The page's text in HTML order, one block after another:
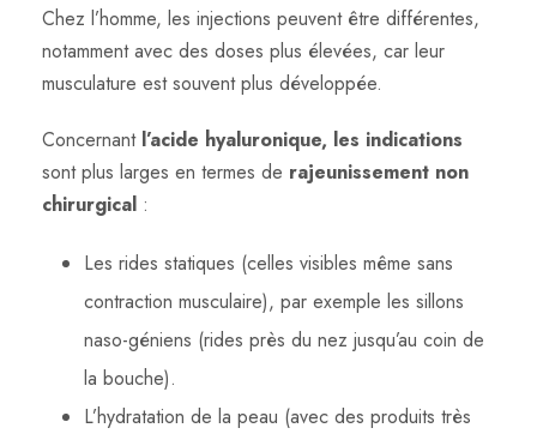
Chez l’homme, les injections peuvent être différentes,
notamment avec des doses plus élevées, car leur
musculature est souvent plus développée.
Concernant l’acide hyaluronique, les indications
sont plus larges en termes de rajeunissement non
chirurgical :
Les rides statiques (celles visibles même sans
contraction musculaire), par exemple les sillons
naso-géniens (rides près du nez jusqu’au coin de
la bouche).
L’hydratation de la peau (avec des produits très